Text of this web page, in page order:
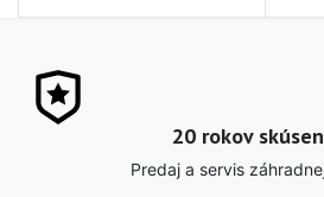
20 rokov
Predaj a servis